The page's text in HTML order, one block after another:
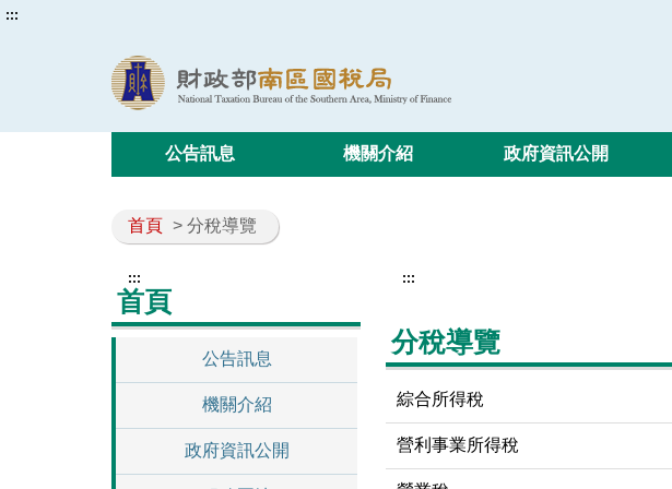
:::
公告訊息 機關介紹 政府資訊公開
首頁 > 分稅導覽
:::
首頁
公告訊息
機關介紹
政府資訊公開
:::
分稅導覽
綜合所得稅
營利事業所得稅